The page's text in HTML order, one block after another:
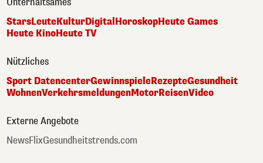
StarsLeuteKulturDigitalHoroskopHeute Games
Heute KinoHeute TV
Nützliches
Sport DatencenterGewinnspieleRezepteGesundheit
WohnenVerkehrsmeldungenMotorReisenVideo
Externe Angebote
NewsFlixGesundheitstrends.com